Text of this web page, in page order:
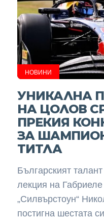
НОВИНИ
УНИКАЛНА
НА ЦОЛОВ
ПРЕКИЯ
ЗА
ТИТЛА
Българският
лекция на
„Силвърстоун“
постигна шестата